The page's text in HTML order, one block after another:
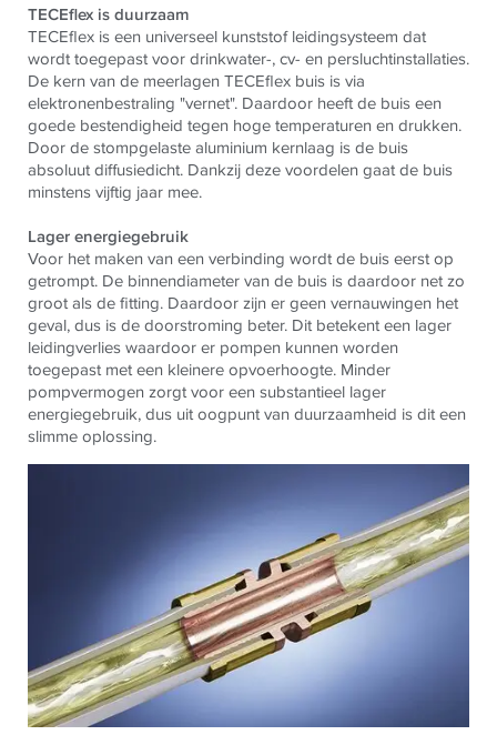
TECEflex is duurzaam
TECEflex is een universeel kunststof leidingsysteem dat
wordt toegepast voor drinkwater-, cv- en persluchtinstallaties.
De kern van de meerlagen TECEflex buis is via
elektronenbestraling "vernet". Daardoor heeft de buis een
goede bestendigheid tegen hoge temperaturen en drukken.
Door de stompgelaste aluminium kernlaag is de buis
absoluut diffusiedicht. Dankzij deze voordelen gaat de buis
minstens vijftig jaar mee.
Lager energiegebruik
Voor het maken van een verbinding wordt de buis eerst op
getrompt. De binnendiameter van de buis is daardoor net zo
groot als de fitting. Daardoor zijn er geen vernauwingen het
geval, dus is de doorstroming beter. Dit betekent een lager
leidingverlies waardoor er pompen kunnen worden
toegepast met een kleinere opvoerhoogte. Minder
pompvermogen zorgt voor een substantieel lager
energiegebruik, dus uit oogpunt van duurzaamheid is dit een
slimme oplossing.